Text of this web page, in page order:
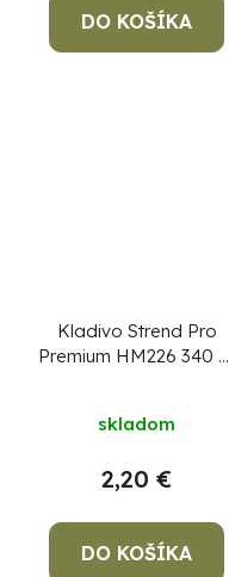
DO KOŠÍKA
Kladivo Strend Pro
Premium HM226 340 g,
300mm
skladom
2,20 €
DO KOŠÍKA